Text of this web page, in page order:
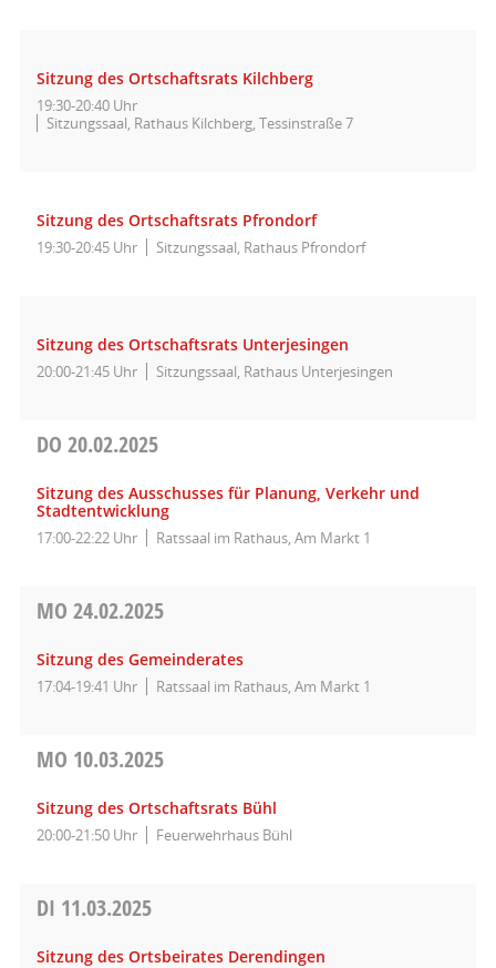
Sitzung des Ortschaftsrats Kilchberg
19:30-20:40 Uhr
Sitzungssaal, Rathaus Kilchberg, Tessinstraße 7
Sitzung des Ortschaftsrats Pfrondorf
19:30-20:45 Uhr Sitzungssaal, Rathaus Pfrondorf
Sitzung des Ortschaftsrats Unterjesingen
20:00-21:45 Uhr Sitzungssaal, Rathaus Unterjesingen
DO 20.02.2025
Sitzung des Ausschusses für Planung, Verkehr und
Stadtentwicklung
17:00-22:22 Uhr Ratssaal im Rathaus, Am Markt 1
MO 24.02.2025
Sitzung des Gemeinderates
17:04-19:41 Uhr Ratssaal im Rathaus, Am Markt 1
MO 10.03.2025
Sitzung des Ortschaftsrats Bühl
20:00-21:50 Uhr Feuerwehrhaus Bühl
DI 11.03.2025
Sitzung des Ortsbeirates Derendingen